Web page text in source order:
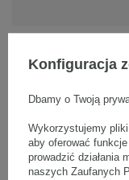
Opis produktu
Konfiguracja
Dbamy o Twoją
Wykorzystujemy pliki
aby oferować
prowadzić działania
naszych Zaufanych